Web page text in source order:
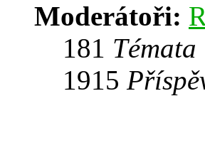
Moderátoři:
181 Témata
1915